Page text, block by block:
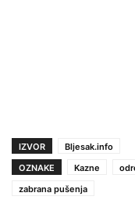
IZVOR
Bljesak.info
OZNAKE
Kazne
zabrana pušenja